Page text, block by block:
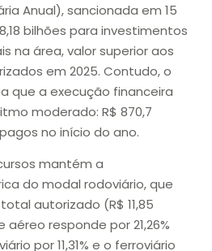
Anual), sancionada em 15
bilhões para investimentos
na área, valor superior aos
em 2025. Contudo, o
que a execução financeira
moderado: R$ 870,7
no início do ano.
mantém a
do modal rodoviário, que
autorizado (R$ 11,85
responde por 21,26%
por 11,31% e o ferroviário